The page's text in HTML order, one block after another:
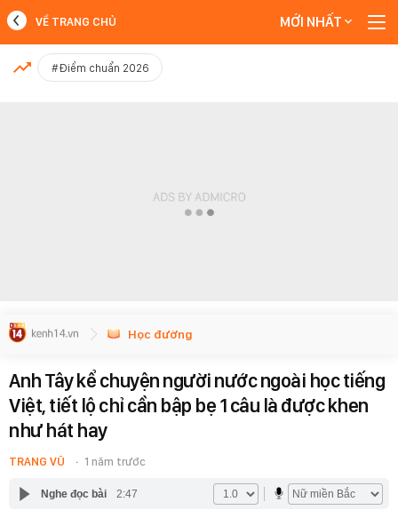
MỚI NHẤT
VỀ TRANG CHỦ MỚI NHẤT
#Điểm chuẩn 2026
Học đường
Anh Tây kể chuyện người nước ngoài học tiếng
Việt, tiết lộ chỉ cần bập bẹ 1 câu là được khen
như hát hay
TRANG VŨ 1 năm trước
Nghe đọc bài 2:47